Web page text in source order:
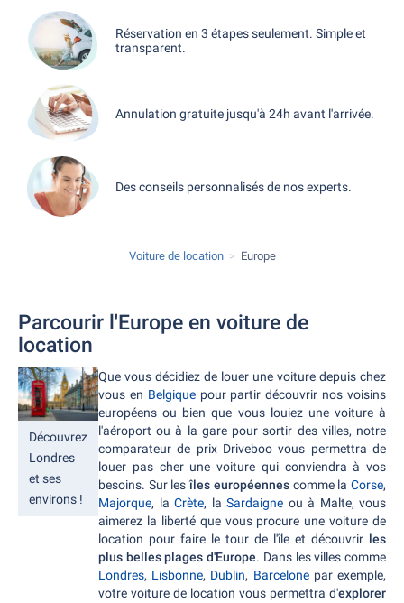
Réservation en 3 étapes seulement. Simple et
transparent.
Annulation gratuite jusqu'à 24h avant l'arrivée.
Des conseils personnalisés de nos experts.
Voiture de location Europe
Parcourir l'Europe en voiture de
location
Découvrez
Londres
et ses
environs !
Que vous décidiez de louer une voiture depuis chez
vous en Belgiquepour partir découvrir nos voisins
européens ou bien que vous louiez une voiture à
l'aéroport ou à la gare pour sortir des villes, notre
comparateur de prix Driveboo vous permettra de
louer pas cher une voiture qui conviendra à vos
besoins. Sur lesîles européennescomme laCorse,
Majorque, la Crète, la Sardaigne ou à Malte, vous
aimerez la liberté que vous procure une voiture de
location pour faire le tour de l'île et découvrir les
plus belles plages d'Europe. Dans les villes comme
Londres, Lisbonne, Dublin, Barcelonepar exemple,
votre voiture de location vous permettra d'explorer